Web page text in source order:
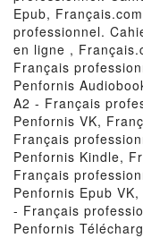
Epub,
professionnel.
en ligne ,
Français
Penfornis
A2 - Français
Penfornis VK,
Français
Penfornis Kindle,
Français
Penfornis Epub
- Français
Penfornis